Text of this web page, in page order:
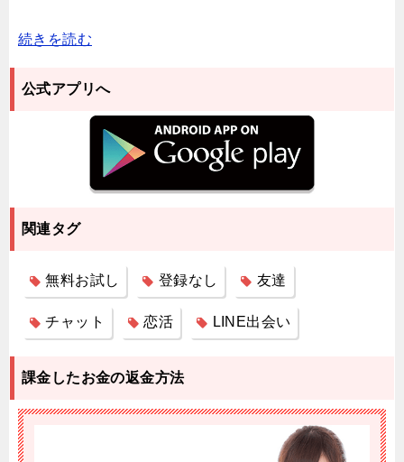
友達・恋人・仲間etc…出会いたいジャンルは人それぞ
▼MiLKkのご利用方法
LINEアプリがあればOK！
専用アプリ等のダウンロードは不要！LINEから
「MiLKk」を登録するだけでとても始めやすい！
電話番号通知は不要！
電話番号の通知は不要で利用できます！もちろん繋が
っている友だちにも利用していることを知られること
やりとりがスムーズ！
メッセージはLINEに届くので、新しい操作方法を覚え
続きを読む
公式アプリへ
関連タグ
無料お試し 登録なし 友達
チャット 恋活 LINE出会い
課金したお金の返金方法